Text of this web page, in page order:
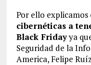
Por ello explicamos
cibernéticas a
Black Fridayya
Seguridad de la
America, Felipe